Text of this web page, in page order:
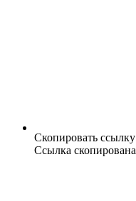
Скопировать ссылку
Ссылка скопирована